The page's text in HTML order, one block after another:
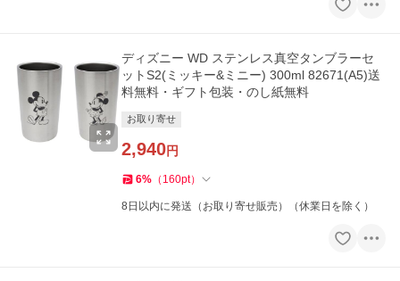
ディズニー WD ステンレス真空タンブラーセ
ットS2(ミッキー&ミニー) 300ml 82671(A5)送
料無料・ギフト包装・のし紙無料
お取り寄せ
2,940円
6% （ 160pt）
8日以内に発送（お取り寄せ販売）（休業日を除く）